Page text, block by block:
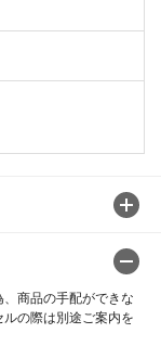
商品の手配ができな
の際は別途ご案内を